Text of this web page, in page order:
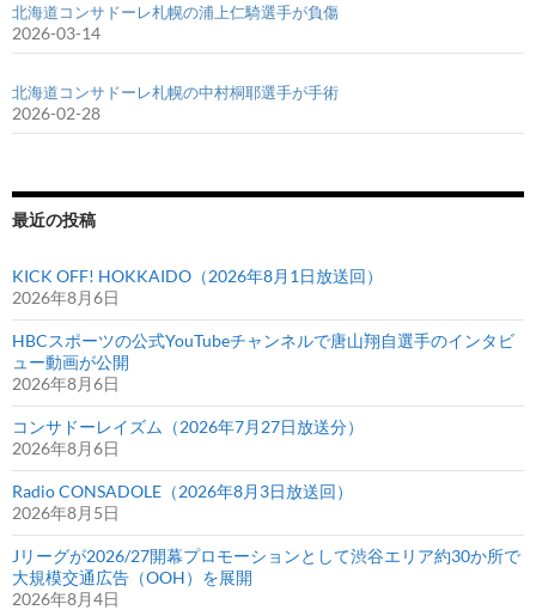
北海道コンサドーレ札幌の浦上仁騎選手が負傷
2026-03-14
北海道コンサドーレ札幌の中村桐耶選手が手術
2026-02-28
最近の投稿
KICK OFF! HOKKAIDO（2026年8月1日放送回）
2026年8月6日
HBCスポーツの公式YouTubeチャンネルで唐山翔自選手のインタビ
ュー動画が公開
2026年8月6日
コンサドーレイズム（2026年7月27日放送分）
2026年8月6日
Radio CONSADOLE（2026年8月3日放送回）
2026年8月5日
Jリーグが2026/27開幕プロモーションとして渋谷エリア約30か所で
大規模交通広告（OOH）を展開
2026年8月4日